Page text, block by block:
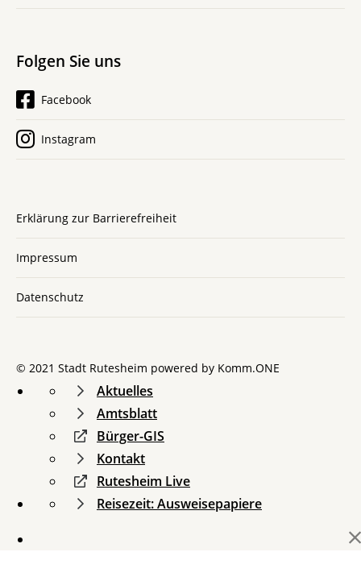
Folgen Sie uns
Facebook
Instagram
Erklärung zur Barrierefreiheit
Impressum
Datenschutz
© 2021 Stadt Rutesheim powered by Komm.ONE
Aktuelles
Amtsblatt
Bürger-GIS
Kontakt
Rutesheim Live
Reisezeit: Ausweisepapiere